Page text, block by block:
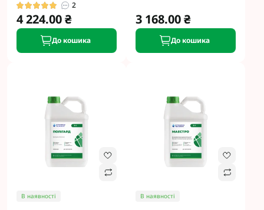
2
4 224.00 ₴
До кошика
3 168.00 ₴
До кошика
В наявності В наявності